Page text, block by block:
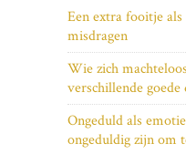
Een extra fooitje
misdragen
Wie zich
verschillende goede
Ongeduld als
ongeduldig zijn om